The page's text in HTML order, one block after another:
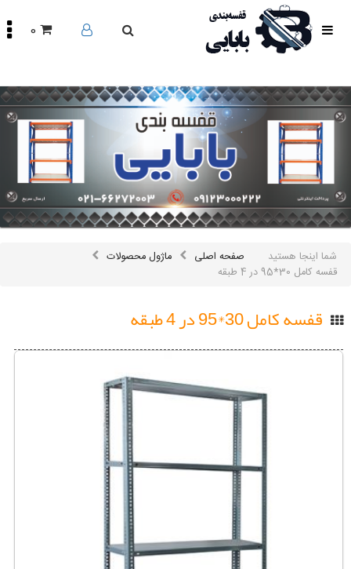
محصولات
مقالات
درباره
تماس
باما
اینستاگرام
سایر
لینک
ها
0
شما اینجا هستید صفحه اصلی
ماژول محصولات
قفسه کامل 30*95 در 4 طبقه
قفسه کامل 30*95 در 4 طبقه